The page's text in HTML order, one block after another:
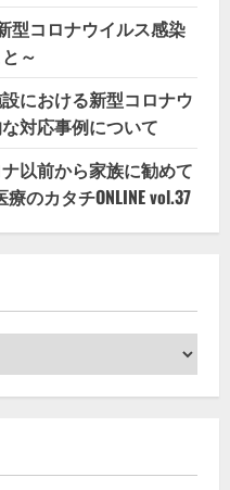
型コロナウイルス感染
～
における新型コロナウ
対応事例について
以前から家族に勧めて
のカタチONLINE vol.37